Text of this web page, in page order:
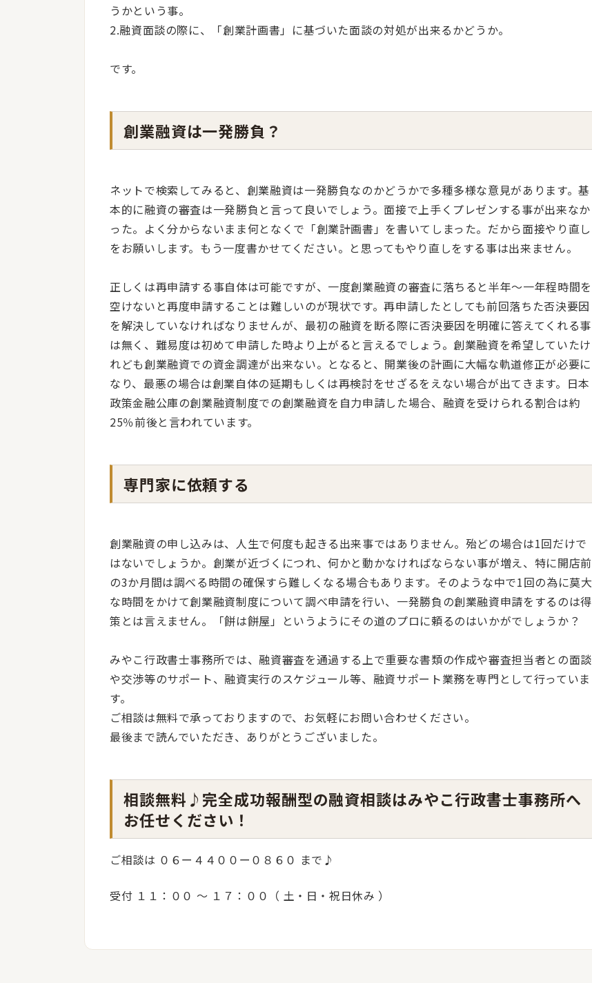
うかという事。
2.融資面談の際に、「創業計画書」に基づいた面談の対処が出来るかどうか。
です。
創業融資は一発勝負？
ネットで検索してみると、創業融資は一発勝負なのかどうかで多種多様な意見があります。基
本的に融資の審査は一発勝負と言って良いでしょう。面接で上手くプレゼンする事が出来なか
った。よく分からないまま何となくで「創業計画書」を書いてしまった。だから面接やり直し
をお願いします。もう一度書かせてください。と思ってもやり直しをする事は出来ません。
正しくは再申請する事自体は可能ですが、一度創業融資の審査に落ちると半年～一年程時間を
空けないと再度申請することは難しいのが現状です。再申請したとしても前回落ちた否決要因
を解決していなければなりませんが、最初の融資を断る際に否決要因を明確に答えてくれる事
は無く、難易度は初めて申請した時より上がると言えるでしょう。創業融資を希望していたけ
れども創業融資での資金調達が出来ない。となると、開業後の計画に大幅な軌道修正が必要に
なり、最悪の場合は創業自体の延期もしくは再検討をせざるをえない場合が出てきます。日本
政策金融公庫の創業融資制度での創業融資を自力申請した場合、融資を受けられる割合は約
25％前後と言われています。
専門家に依頼する
創業融資の申し込みは、人生で何度も起きる出来事ではありません。殆どの場合は1回だけで
はないでしょうか。創業が近づくにつれ、何かと動かなければならない事が増え、特に開店前
の3か月間は調べる時間の確保すら難しくなる場合もあります。そのような中で1回の為に莫大
な時間をかけて創業融資制度について調べ申請を行い、一発勝負の創業融資申請をするのは得
策とは言えません。「餅は餅屋」というようにその道のプロに頼るのはいかがでしょうか？
みやこ行政書士事務所では、融資審査を通過する上で重要な書類の作成や審査担当者との面談
や交渉等のサポート、融資実行のスケジュール等、融資サポート業務を専門として行っていま
す。
ご相談は無料で承っておりますので、お気軽にお問い合わせください。
最後まで読んでいただき、ありがとうございました。
相談無料♪完全成功報酬型の融資相談はみやこ行政書士事務所へ
お任せください！
ご相談は ０６ー４４００ー０８６０ まで♪
受付 １１：００ 〜 １７：００（ 土・日・祝日休み ）